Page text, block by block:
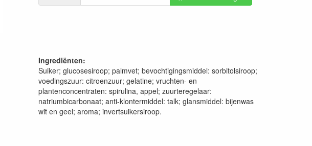
Ingrediënten:
Suiker; glucosesiroop; palmvet; bevochtigingsmiddel: sorbitolsiroop;
voedingszuur: citroenzuur; gelatine; vruchten- en
plantenconcentraten: spirulina, appel; zuurteregelaar:
natriumbicarbonaat; anti-klontermiddel: talk; glansmiddel: bijenwas
wit en geel; aroma; invertsuikersiroop.